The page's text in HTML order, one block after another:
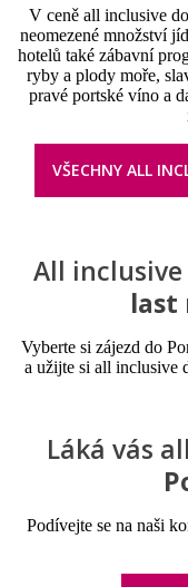
V ceně all inclusive
neomezené množství
hotelů také zábavní
ryby a plody moře,
pravé portské víno a
VŠECHNY ALL
All
last
Vyberte si zájezd do
a užijte si all inclusive
Láká vás
Podívejte se na naši